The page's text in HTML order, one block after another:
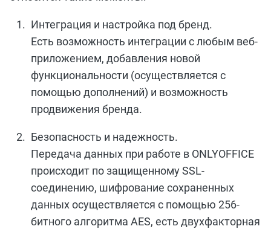
Интеграция и настройка под бренд.
Есть возможность интеграции с любым веб-
приложением, добавления новой
функциональности (осуществляется с
помощью дополнений) и возможность
продвижения бренда.
Безопасность и надежность.
Передача данных при работе в ONLYOFFICE
происходит по защищенному SSL-
соединению, шифрование сохраненных
данных осуществляется с помощью 256-
битного алгоритма AES, есть двухфакторная